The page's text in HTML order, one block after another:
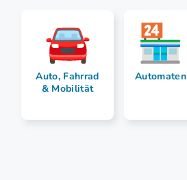
Auto, Fahrrad
& Mobilität
Automaten